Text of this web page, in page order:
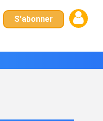
S'abonner